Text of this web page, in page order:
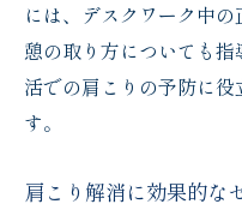
には、デスクワーク中
憩の取り方についても
活での肩こりの予防に
す。
肩こり解消に効果的な